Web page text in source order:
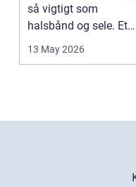
så vigtigt som
halsbånd og sele. Et
godt bur gi...
13 May 2026